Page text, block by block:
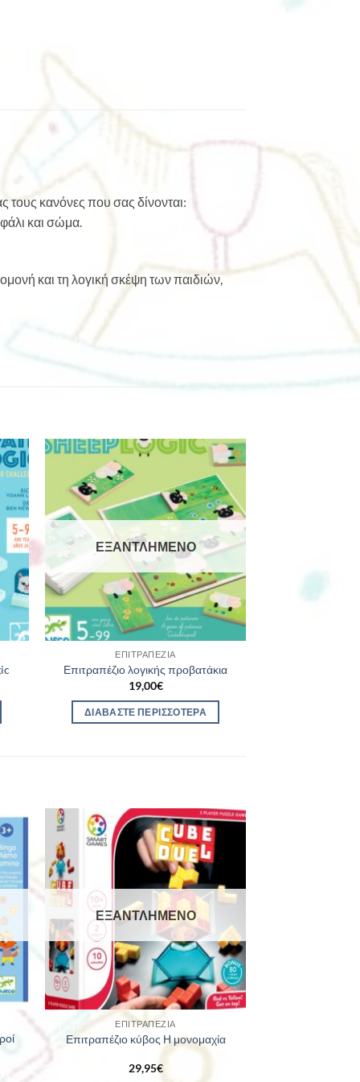
τους κανόνες που σας δίνονται:
και σώμα.
και τη λογική σκέψη των παιδιών,
ΕΞΑΝΤΛΗΜΈΝΟ
ΕΠΙΤΡΑΠΈΖΙΑ
Επιτραπέζιο λογικής προβατάκια
19,00€
ΔΙΑΒΆΣΤΕ ΠΕΡΙΣΣΌΤΕΡΑ
ΕΞΑΝΤΛΗΜΈΝΟ
ΕΠΙΤΡΑΠΈΖΙΑ
Επιτραπέζιο κύβος Η μονομαχία
29,95€